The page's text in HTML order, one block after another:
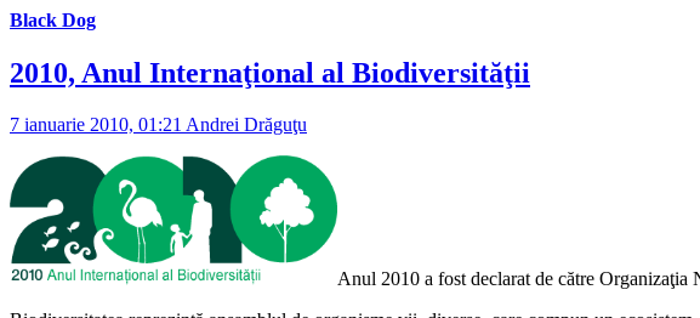
Black Dog
2010, Anul Internaţional al Biodiversităţii
7 ianuarie 2010, 01:21 Andrei Drăguţu
Anul 2010 a fost declarat de către